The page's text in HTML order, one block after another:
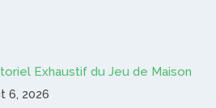
Exhaustif du Jeu de Maison
6, 2026